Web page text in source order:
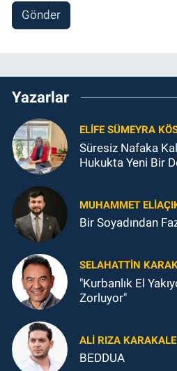
Gönder
Yazarlar
ELIFE SÜMEYRA
Süresiz Nafaka
Hukukta Yeni Bir
MUHAMMET
Bir Soyadından
SELAHATTIN
"Kurbanlık El
Zorluyor"
ALI RIZA KARAKALE
BEDDUA